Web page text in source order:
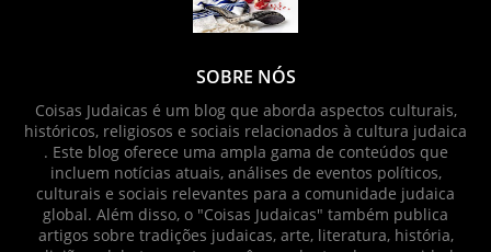
SOBRE NÓS
Coisas Judaicas é um blog que aborda aspectos culturais,
históricos, religiosos e sociais relacionados à cultura judaica
. Este blog oferece uma ampla gama de conteúdos que
incluem notícias atuais, análises de eventos políticos,
culturais e sociais relevantes para a comunidade judaica
global. Além disso, o "Coisas Judaicas" também publica
artigos sobre tradições judaicas, arte, literatura, história,